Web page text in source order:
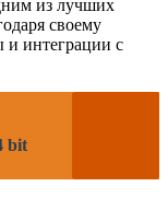
из лучших
своему
и интеграции с
bit